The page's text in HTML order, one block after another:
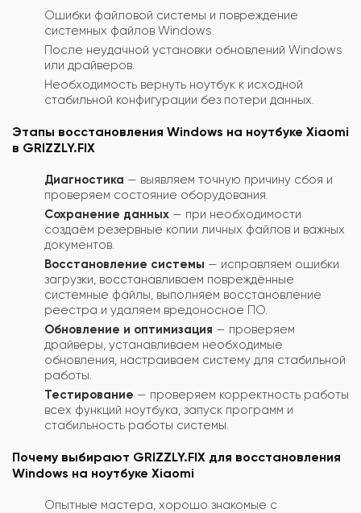
Ошибки файловой системы и повреждение
системных файлов Windows.
После неудачной установки обновлений Windows
или драйверов.
Необходимость вернуть ноутбук к исходной
стабильной конфигурации без потери данных.
Этапы восстановления Windows на ноутбуке Xiaomi
в GRIZZLY.FIX
Диагностика — выявляем точную причину сбоя и
проверяем состояние оборудования.
Сохранение данных — при необходимости
создаём резервные копии личных файлов и важных
документов.
Восстановление системы — исправляем ошибки
загрузки, восстанавливаем повреждённые
системные файлы, выполняем восстановление
реестра и удаляем вредоносное ПО.
Обновление и оптимизация — проверяем
драйверы, устанавливаем необходимые
обновления, настраиваем систему для стабильной
работы.
Тестирование — проверяем корректность работы
всех функций ноутбука, запуск программ и
стабильность работы системы.
Почему выбирают GRIZZLY.FIX для восстановления
Windows на ноутбуке Xiaomi
Опытные мастера, хорошо знакомые с